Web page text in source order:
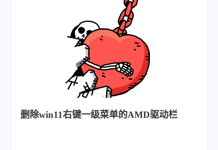
删除win11右键一级菜单的AMD驱动栏